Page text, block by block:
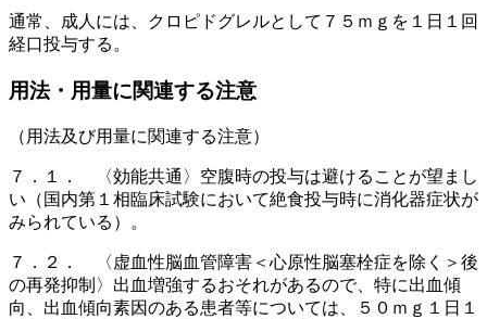
通常、成人には、クロピドグレルとして７５ｍｇを１日１回
経口投与する。
用法・用量に関連する注意
（用法及び用量に関連する注意）
７．１． 〈効能共通〉空腹時の投与は避けることが望まし
い（国内第１相臨床試験において絶食投与時に消化器症状が
みられている）。
７．２． 〈虚血性脳血管障害＜心原性脳塞栓症を除く＞後
の再発抑制〉出血増強するおそれがあるので、特に出血傾
向、出血傾向素因のある患者等については、５０ｍｇ１日１